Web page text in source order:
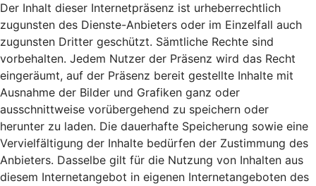
Der Inhalt dieser Internetpräsenz ist urheberrechtlich
zugunsten des Dienste-Anbieters oder im Einzelfall auch
zugunsten Dritter geschützt. Sämtliche Rechte sind
vorbehalten. Jedem Nutzer der Präsenz wird das Recht
eingeräumt, auf der Präsenz bereit gestellte Inhalte mit
Ausnahme der Bilder und Grafiken ganz oder
ausschnittweise vorübergehend zu speichern oder
herunter zu laden. Die dauerhafte Speicherung sowie eine
Vervielfältigung der Inhalte bedürfen der Zustimmung des
Anbieters. Dasselbe gilt für die Nutzung von Inhalten aus
diesem Internetangebot in eigenen Internetangeboten des